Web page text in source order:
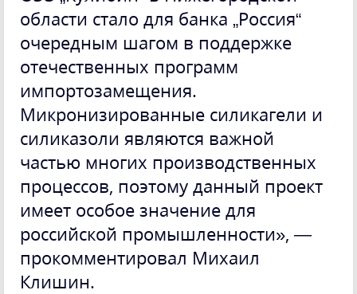
области стало для банка „Россия“
очередным шагом в поддержке
отечественных программ
импортозамещения.
Микронизированные силикагели и
силиказоли являются важной
частью многих производственных
процессов, поэтому данный проект
имеет особое значение для
российской промышленности», —
прокомментировал Михаил
Клишин.